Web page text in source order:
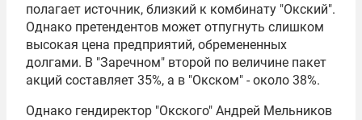
полагает источник, близкий к комбинату "Окский".
Однако претендентов может отпугнуть слишком
высокая цена предприятий, обремененных
долгами. В "Заречном" второй по величине пакет
акций составляет 35%, а в "Окском" - около 38%.
Однако гендиректор "Окского" Андрей Мельников